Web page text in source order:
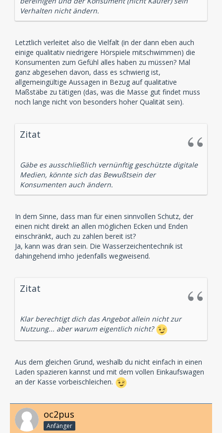
Verhalten nicht ändern.
Letztlich verleitet also die Vielfalt (in der dann eben auch
einige qualitativ niedrigere Hörspiele mitschwimmen) die
Konsumenten zum Gefühl alles haben zu müssen? Mal
ganz abgesehen davon, dass es schwierig ist,
allgemeingültige Aussagen in Bezug auf qualitative
Maßstäbe zu tätigen (das, was die Masse gut findet muss
noch lange nicht von besonders hoher Qualität sein).
Zitat
Gäbe es ausschließlich vernünftig geschützte digitale
Medien, könnte sich das Bewußtsein der
Konsumenten auch ändern.
In dem Sinne, dass man für einen sinnvollen Schutz, der
einen nicht direkt an allen möglichen Ecken und Enden
einschränkt, auch zu zahlen bereit ist?
Ja, kann was dran sein. Die Wasserzeichentechnik ist
dahingehend imho jedenfalls wegweisend.
Zitat
Klar berechtigt dich das Angebot allein nicht zur
Nutzung... aber warum eigentlich nicht?
Aus dem gleichen Grund, weshalb du nicht einfach in einen
Laden spazieren kannst und mit dem vollen Einkaufswagen
an der Kasse vorbeischleichen.
oc2pus
Anfänger